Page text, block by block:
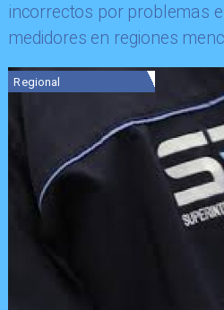
incorrectos por problemas
medidores en regiones
Regional